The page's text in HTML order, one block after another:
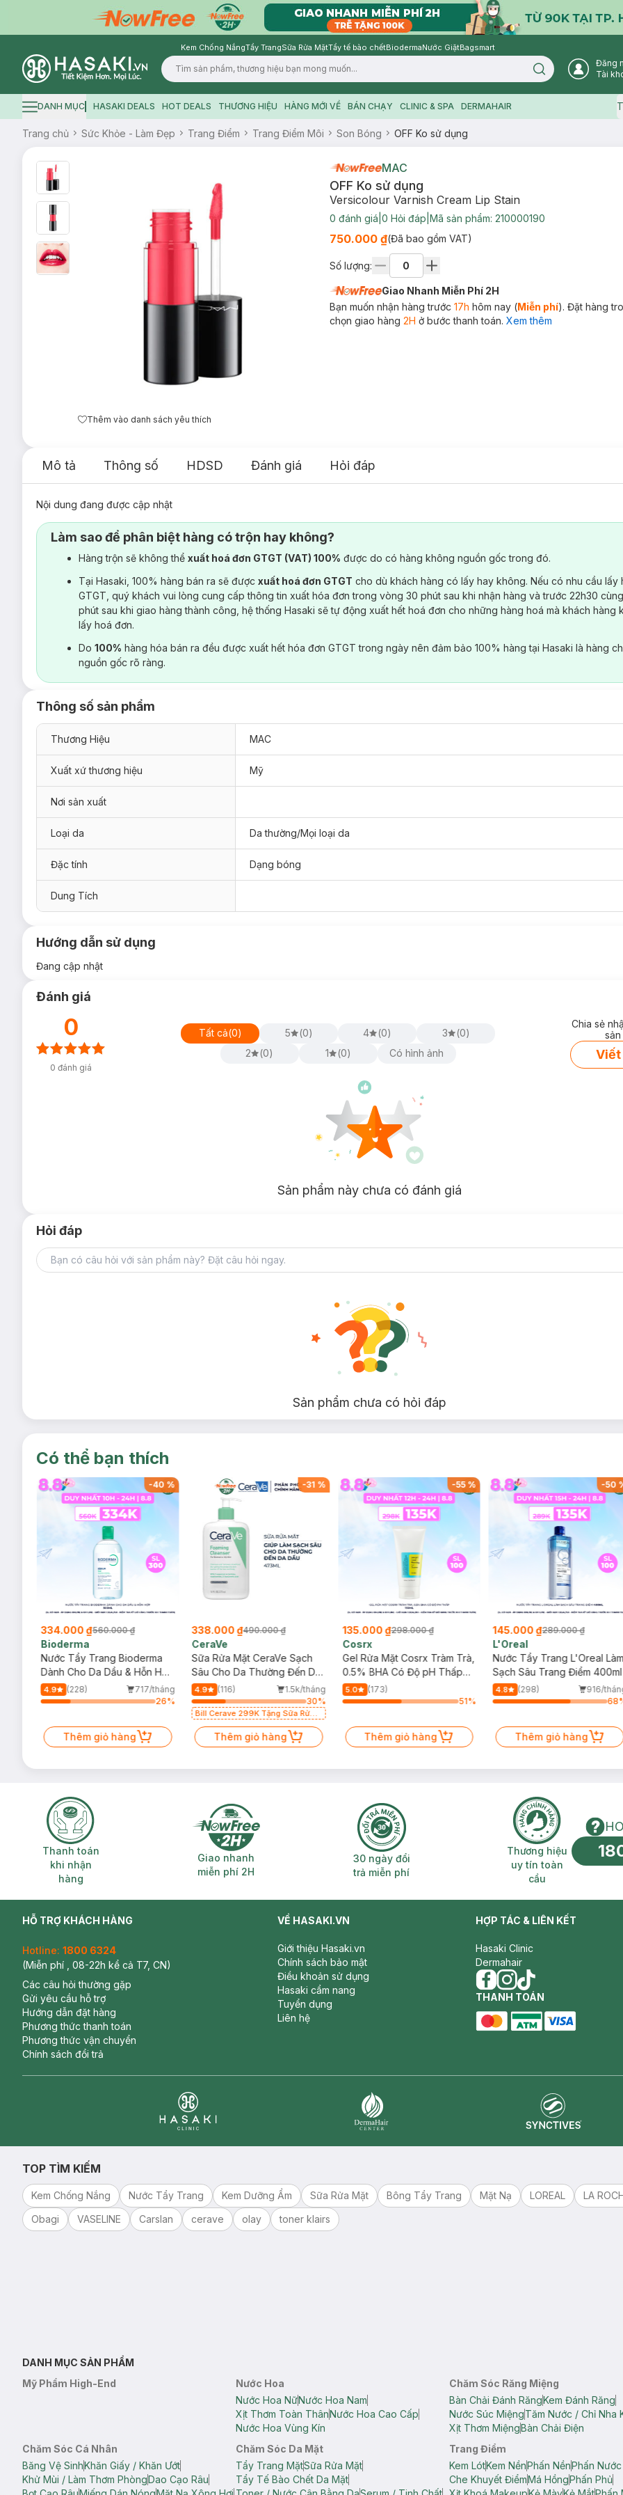
Kem Chống NắngTẩy TrangSữa Rửa MặtTẩy tế bào chếtBiodermaNước GiặtBagsmart
Logo
Search icon
Đăng
Tài
Hamburger icon
DANH MỤC HASAKI DEALS HOT DEALS THƯƠNG HIỆU HÀNG MỚI VỀ BÁN CHẠY CLINIC & SPA DERMAHAIR
Trang chủ Sức Khỏe - Làm Đẹp Trang Điểm Trang Điểm Môi Son Bóng OFF Ko sử dụng
Thêm vào danh sách yêu thích
MAC
OFF Ko sử dụng
Versicolour Varnish Cream Lip Stain
0 đánh giá 0 Hỏi đáp Mã sản phẩm: 210000190
750.000 ₫(Đã bao gồm VAT)
Số lượng:
Giao Nhanh Miễn Phí 2H
Bạn muốn nhận hàng trước 17h hôm nay (Miễn phí). Đặt hàng
chọn giao hàng 2H ở bước thanh toán. Xem thêm
Mô tả Thông số HDSD Đánh giá Hỏi đáp
Nội dung đang được cập nhật
Làm sao để phân biệt hàng có trộn hay không?
Hàng trộn sẽ không thể xuất hoá đơn GTGT (VAT) 100% được do có hàng không nguồn gốc trong đó.
Tại Hasaki, 100% hàng bán ra sẽ được xuất hoá đơn GTGT cho dù khách hàng có lấy hay không. Nếu có nhu cầu lấy
GTGT, quý khách vui lòng cung cấp thông tin xuất hóa đơn trong vòng 30 phút sau khi nhận hàng và trước 22h30
phút sau khi giao hàng thành công, hệ thống Hasaki sẽ tự động xuất hết hoá đơn cho những hàng hoá mà khách hàng
lấy hoá đơn.
Do 100% hàng hóa bán ra đều được xuất hết hóa đơn GTGT trong ngày nên đảm bảo 100% hàng tại Hasaki là hàng
nguồn gốc rõ ràng.
Thông số sản phẩm
Thương Hiệu MAC
Xuất xứ thương hiệu Mỹ
Nơi sản xuất
Loại da Da thường/Mọi loại da
Đặc tính Dạng bóng
Dung Tích
Hướng dẫn sử dụng
Đang cập nhật
Đánh giá
0
0 đánh giá
Tất cả(0) 5 (0) 4 (0) 3 (0)
2
(0) 1 (0) Có hình ảnh
Chia sẻ
Viết
Sản phẩm này chưa có đánh giá
Hỏi đáp
Sản phẩm chưa có hỏi đáp
Có thể bạn thích
-40 %
334.000 ₫560.000 ₫
Bioderma
Nước Tẩy Trang Bioderma
Dành Cho Da Dầu & Hỗn Hợp
500ml
4.9 (228)
717/tháng
26%
Thêm giỏ hàng
-31 %
338.000 ₫490.000 ₫
CeraVe
Sữa Rửa Mặt CeraVe Sạch
Sâu Cho Da Thường Đến Da
Dầu 473ml
4.9 (116)
1.5k/tháng
30%
Bill Cerave 299K Tặng Sữa Rửa
Mặt Cerave 30ml (SL có hạn)
Thêm giỏ hàng
-55%
135.000 ₫298.000 ₫
Cosrx
Gel Rửa Mặt Cosrx Tràm Trà,
0.5% BHA Có Độ pH Thấp
150ml
5.0
(173)
51%
Thêm giỏ hàng
-50
145.000 ₫289.000 ₫
L'Oreal
Nước Tẩy Trang L'Oreal Làm
Sạch Sâu Trang Điểm 400ml
4.8 (298)
916/
68
Thêm giỏ hàng
Thanh toán khi nhận hàng
Thanh toán
khi nhận
hàng
Giao nhanh miễn phí 2H
Giao nhanh
miễn phí 2H
30 ngày đổi trả miễn phí
30 ngày đổi
trả miễn phí
Thương hiệu uy
Thương hiệu
uy tín toàn
cầu
HỖ TRỢ KHÁCH HÀNG
Hotline: 1800 6324
(Miễn phí , 08-22h kể cả T7, CN)
Các câu hỏi thường gặp
Gửi yêu cầu hỗ trợ
Hướng dẫn đặt hàng
Phương thức thanh toán
Phương thức vận chuyển
Chính sách đổi trả
VỀ HASAKI.VN
Giới thiệu Hasaki.vn
Chính sách bảo mật
Điều khoản sử dụng
Hasaki cẩm nang
Tuyển dụng
Liên hệ
HỢP TÁC & LIÊN KẾT
Hasaki Clinic
Dermahair
facebook
instagram
tiktok
THANH TOÁN
TOP TÌM KIẾM
Kem Chống Nắng Nước Tẩy Trang Kem Dưỡng Ẩm Sữa Rửa Mặt Bông Tẩy Trang Mặt Nạ LOREAL LA
Obagi
VASELINE Carslan cerave olay toner klairs
DANH MỤC SẢN PHẨM
Mỹ Phẩm High-End
Nước Hoa
Nước Hoa NữNước Hoa Nam
Xịt Thơm Toàn ThânNước Hoa Cao Cấp
Nước Hoa Vùng Kín
Chăm Sóc Răng Miệng
Bàn Chải Đánh RăngKem Đánh Răng
Nước Súc MiệngTăm Nước / Chỉ Nha
Xịt Thơm MiệngBàn Chải Điện
Chăm Sóc Cá Nhân
Băng Vệ SinhKhăn Giấy / Khăn Ướt
Khử Mùi / Làm Thơm PhòngDao Cạo Râu
Chăm Sóc Da Mặt
Tẩy Trang MặtSữa Rửa Mặt
Tẩy Tế Bào Chết Da Mặt
Trang Điểm
Kem LótKem NềnPhấn NềnPhấn
Che Khuyết ĐiểmMá HồngPhấn Phủ